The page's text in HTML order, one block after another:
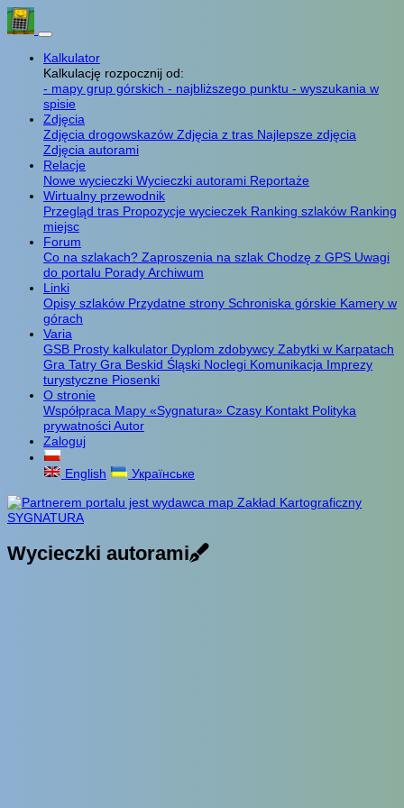
Kalkulator
Kalkulację rozpocznij od:
- mapy grup górskich - najbliższego punktu - wyszukania w
spisie
Zdjęcia
Zdjęcia drogowskazów Zdjęcia z tras Najlepsze zdjęcia
Zdjęcia autorami
Relacje
Nowe wycieczki Wycieczki autorami Reportaże
Wirtualny przewodnik
Przegląd tras Propozycje wycieczek Ranking szlaków Ranking
miejsc
Forum
Co na szlakach? Zaproszenia na szlak Chodzę z GPS Uwagi
do portalu PoradyArchiwum
Linki
Opisy szlaków Przydatne strony Schroniska górskie Kamery w
górach
Varia
GSB Prosty kalkulator Dyplom zdobywcy Zabytki w Karpatach
Gra Tatry Gra Beskid Śląski Noclegi Komunikacja Imprezy
turystyczne Piosenki
O stronie
Współpraca Mapy «Sygnatura» Czasy Kontakt Polityka
prywatnościAutor
Zaloguj
English Українське
Wycieczki autorami